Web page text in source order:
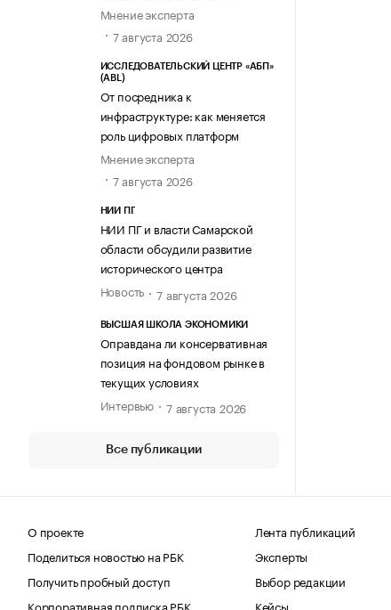
Мнение эксперта
7 августа 2026
ИССЛЕДОВАТЕЛЬСКИЙ ЦЕНТР «АБП»
(ABL)
От посредника к
инфраструктуре: как меняется
роль цифровых платформ
Мнение эксперта
7 августа 2026
НИИ ПГ
НИИ ПГ и власти Самарской
области обсудили развитие
исторического центра
Новость
7 августа 2026
ВЫСШАЯ ШКОЛА ЭКОНОМИКИ
Оправдана ли консервативная
позиция на фондовом рынке в
текущих условиях
Интервью
7 августа 2026
Все публикации
О проекте
Поделиться новостью на РБК
Получить пробный доступ
Корпоративная подписка РБК
Лента публикаций
Эксперты
Выбор редакции
Кейсы